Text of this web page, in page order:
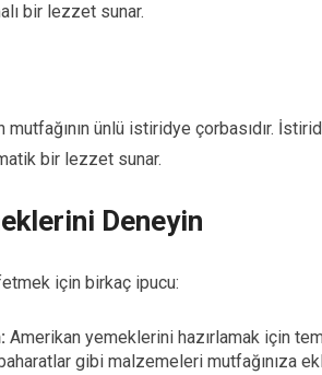
bir lezzet sunar.
mutfağının ünlü istiridye çorbasıdır.
bir lezzet sunar.
Deneyin
için birkaç ipucu:
Amerikan yemeklerini hazırlamak için
gibi malzemeleri mutfağınıza